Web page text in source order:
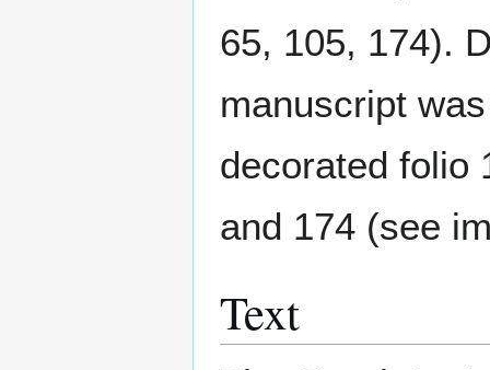
65, 105, 174).
manuscript
decorated folio
and 174 (see
Text